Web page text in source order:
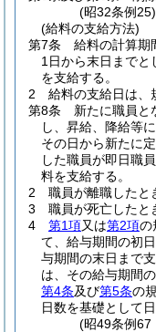
(昭32条例25)
(給料の支給方法)
第7条
給料の計算期
1日から末日までと
を支給する。
2
給料の支給日は、
第8条
新たに職員と
し、昇給、降給等
その日から新たに
した職員が即日職
料を支給する。
2
職員が離職したと
3
職員が死亡したと
4
第1項又は第2項の
て、給与期間の初
与期間の末日まで
は、その給与期間
第4条及び第5条の
日数を基礎として
(昭49条例67